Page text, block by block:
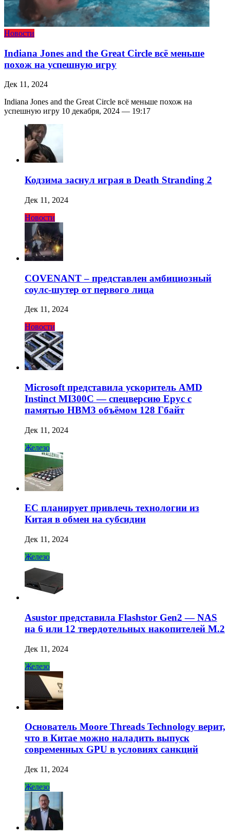
Новости
Indiana Jones and the Great Circle всё меньше
похож на успешную игру
Дек 11, 2024
Indiana Jones and the Great Circle всё меньше похож на
успешную игру 10 декабря, 2024 — 19:17
Кодзима заснул играя в Death Stranding 2
Дек 11, 2024
Новости
COVENANT – представлен амбициозный
соулс-шутер от первого лица
Дек 11, 2024
Новости
Microsoft представила ускоритель AMD
Instinct MI300C — спецверсию Epyc с
памятью HBM3 объёмом 128 Гбайт
Дек 11, 2024
Железо
ЕС планирует привлечь технологии из
Китая в обмен на субсидии
Дек 11, 2024
Железо
Asustor представила Flashstor Gen2 — NAS
на 6 или 12 твердотельных накопителей M.2
Дек 11, 2024
Железо
Основатель Moore Threads Technology верит,
что в Китае можно наладить выпуск
современных GPU в условиях санкций
Дек 11, 2024
Железо